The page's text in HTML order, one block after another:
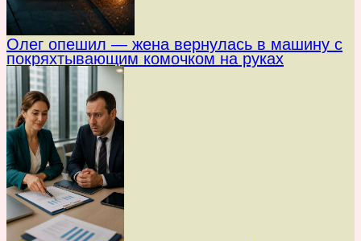
Олег опешил — жена вернулась в машину с
покряхтывающим комочком на руках